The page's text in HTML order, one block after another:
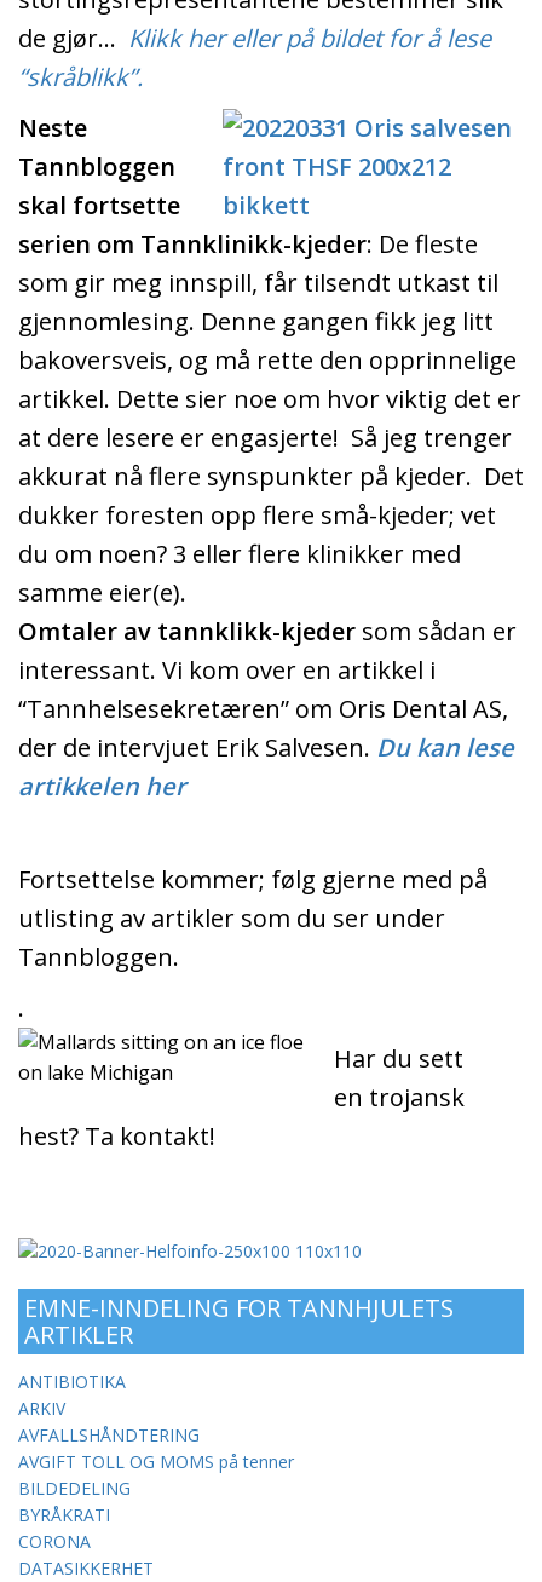
de gjør… Klikk her eller på bildet for å lese
“skråblikk”.
Neste
Tannbloggen
skal fortsette
serien om Tannklinikk-kjeder: De fleste
som gir meg innspill, får tilsendt utkast til
gjennomlesing. Denne gangen fikk jeg litt
bakoversveis, og må rette den opprinnelige
artikkel. Dette sier noe om hvor viktig det er
at dere lesere er engasjerte! Så jeg trenger
akkurat nå flere synspunkter på kjeder. Det
dukker foresten opp flere små-kjeder; vet
du om noen? 3 eller flere klinikker med
samme eier(e).
Omtaler av tannklikk-kjeder som sådan er
interessant. Vi kom over en artikkel i
“Tannhelsesekretæren” om Oris Dental AS,
der de intervjuet Erik Salvesen. Du kan lese
artikkelen her
Fortsettelse kommer; følg gjerne med på
utlisting av artikler som du ser under
Tannbloggen.
.
Har du sett
en trojansk
hest? Ta kontakt!
EMNE-INNDELING FOR TANNHJULETS
ARTIKLER
ANTIBIOTIKA
ARKIV
AVFALLSHÅNDTERING
AVGIFT TOLL OG MOMS på tenner
BILDEDELING
BYRÅKRATI
CORONA
DATASIKKERHET